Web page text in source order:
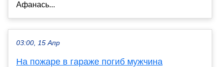
Афанась...
03:00, 15 Апр
На пожаре в гараже погиб мужчина